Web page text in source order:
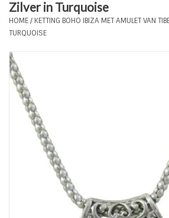
Enkelbandjes
Tassen en meer
Haaraccesoires
Zonnebrillen
ON THE BEACH
Zilver in Turquoise
HOME/ KETTING BOHO IBIZA MET AMULET VAN
TURQUOISE